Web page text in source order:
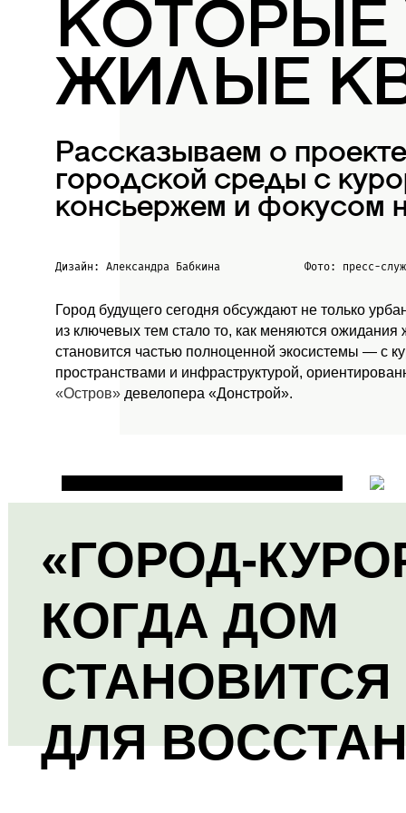
ЖИЛЫЕ
Рассказываем о
городской среды с
консьержем и фокусом
Дизайн: Александра Бабкина Фото: пресс-
Город будущего сегодня обсуждают не только
из ключевых тем стало то, как меняются
становится частью полноценной экосистемы — с
пространствами и инфраструктурой,
«Остров» девелопера «Донстрой».
«ГОРОД-
КОГДА ДОМ
ДЛЯ